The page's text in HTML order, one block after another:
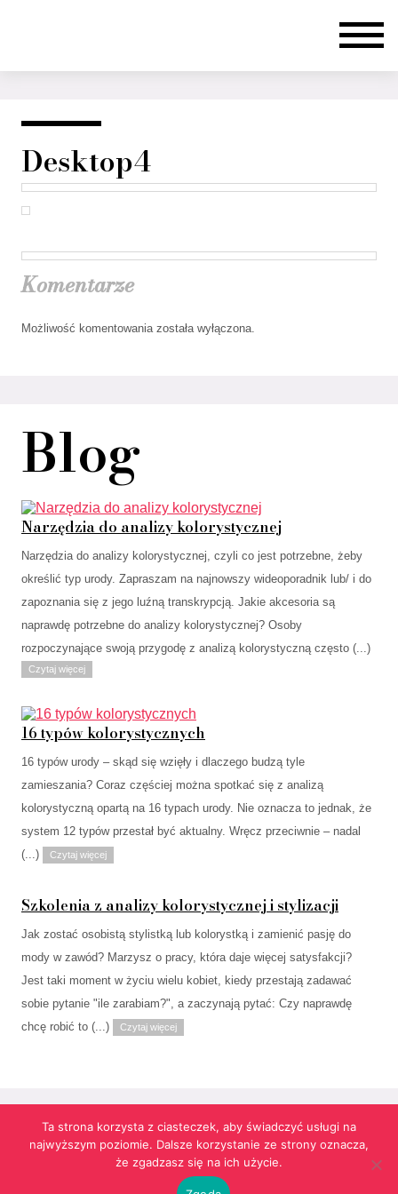
Desktop4
Komentarze
Możliwość komentowania została wyłączona.
Blog
Narzędzia do analizy kolorystycznej
Narzędzia do analizy kolorystycznej, czyli co jest potrzebne, żeby
określić typ urody. Zapraszam na najnowszy wideoporadnik lub/ i do
zapoznania się z jego luźną transkrypcją. Jakie akcesoria są
naprawdę potrzebne do analizy kolorystycznej? Osoby
rozpoczynające swoją przygodę z analizą kolorystyczną często (...)
Czytaj więcej
16 typów kolorystycznych
16 typów urody – skąd się wzięły i dlaczego budzą tyle
zamieszania? Coraz częściej można spotkać się z analizą
kolorystyczną opartą na 16 typach urody. Nie oznacza to jednak, że
system 12 typów przestał być aktualny. Wręcz przeciwnie – nadal
(...)
Czytaj więcej
Szkolenia z analizy kolorystycznej i stylizacji
Jak zostać osobistą stylistką lub kolorystką i zamienić pasję do
mody w zawód? Marzysz o pracy, która daje więcej satysfakcji?
Jest taki moment w życiu wielu kobiet, kiedy przestają zadawać
sobie pytanie "ile zarabiam?", a zaczynają pytać: Czy naprawdę
chcę robić to (...)
Czytaj więcej
Ta strona korzysta z ciasteczek, aby świadczyć usługi na
najwyższym poziomie. Dalsze korzystanie ze strony oznacza,
że zgadzasz się na ich użycie.
Strona korzysta z informacji przechowywanych w plikach cookies w celach
funkcjonalnych oraz statystycznych.
agencja reklamowa Gliwice